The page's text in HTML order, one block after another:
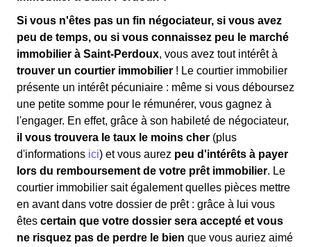
Si vous n'êtes pas un fin négociateur, si vous avez
peu de temps, ou si vous connaissez peu le marché
immobilier à Saint-Perdoux, vous avez tout intérêt à
trouver un courtier immobilier ! Le courtier immobilier
présente un intérêt pécuniaire : même si vous déboursez
une petite somme pour le rémunérer, vous gagnez à
l'engager. En effet, grâce à son habileté de négociateur,
il vous trouvera le taux le moins cher (plus
d'informations ici) et vous aurez peu d'intérêts à payer
lors du remboursement de votre prêt immobilier. Le
courtier immobilier sait également quelles pièces mettre
en avant dans votre dossier de prêt : grâce à lui vous
êtes certain que votre dossier sera accepté et vous
ne risquez pas de perdre le bien que vous auriez aimé